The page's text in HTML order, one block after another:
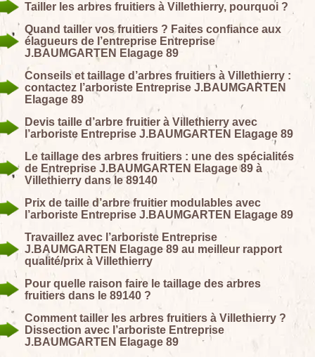
Tailler les arbres fruitiers à Villethierry, pourquoi ?
Quand tailler vos fruitiers ? Faites confiance aux
élagueurs de l’entreprise Entreprise
J.BAUMGARTEN Elagage 89
Conseils et taillage d’arbres fruitiers à Villethierry :
contactez l’arboriste Entreprise J.BAUMGARTEN
Elagage 89
Devis taille d’arbre fruitier à Villethierry avec
l’arboriste Entreprise J.BAUMGARTEN Elagage 89
Le taillage des arbres fruitiers : une des spécialités
de Entreprise J.BAUMGARTEN Elagage 89 à
Villethierry dans le 89140
Prix de taille d’arbre fruitier modulables avec
l’arboriste Entreprise J.BAUMGARTEN Elagage 89
Travaillez avec l’arboriste Entreprise
J.BAUMGARTEN Elagage 89 au meilleur rapport
qualité/prix à Villethierry
Pour quelle raison faire le taillage des arbres
fruitiers dans le 89140 ?
Comment tailler les arbres fruitiers à Villethierry ?
Dissection avec l’arboriste Entreprise
J.BAUMGARTEN Elagage 89